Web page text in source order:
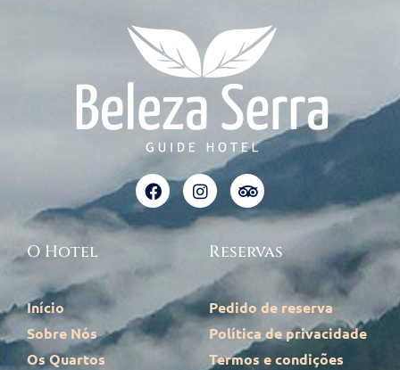
O Hotel
Início
Sobre Nós
Os Quartos
Reservas
Pedido de reserva
Política de privacidade
Termos e condições